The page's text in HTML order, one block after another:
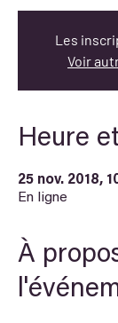
Les
Voir
Heure
25 nov. 2018,
En ligne
À